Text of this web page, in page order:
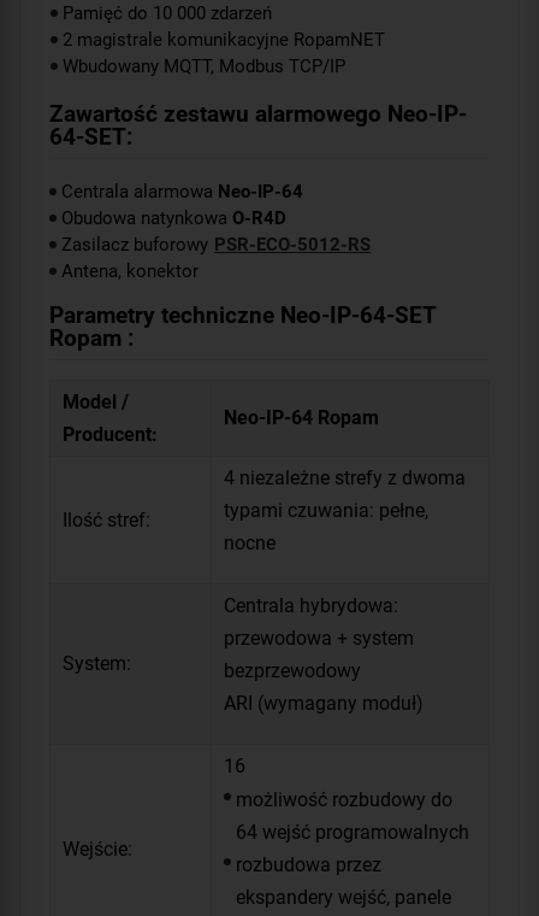
Pamięć do 10 000 zdarzeń
2 magistrale komunikacyjne RopamNET
Wbudowany MQTT, Modbus TCP/IP
Zawartość zestawu alarmowego Neo-IP-
64-SET:
Centrala alarmowa Neo-IP-64
Obudowa natynkowa O-R4D
Zasilacz buforowy PSR-ECO-5012-RS
Antena, konektor
Parametry techniczne Neo-IP-64-SET
Ropam :
Model /
Producent:
Neo-IP-64 Ropam
Ilość stref:
4 niezależne strefy z dwoma
typami czuwania: pełne,
nocne
System:
Centrala hybrydowa:
przewodowa + system
bezprzewodowy
ARI (wymagany moduł)
Wejście:
16
możliwość rozbudowy do
64 wejść programowalnych
rozbudowa przez
ekspandery wejść, panele